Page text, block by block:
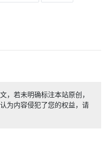
，若未明确标注本站原创，
为内容侵犯了您的权益，请